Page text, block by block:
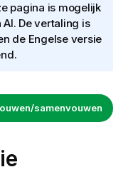
pagina is mogelijk
De vertaling is
de Engelse versie
samenvouwen